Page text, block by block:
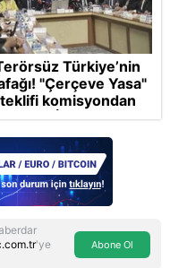
Türkiye’nin
"Çerçeve Yasa"
teklifi komisyondan
geçti: İP ve Yeni
provokasyon
'ye
Abone Ol